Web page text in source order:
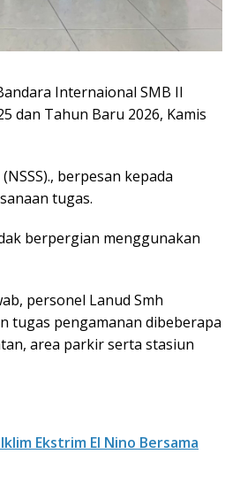
Internaional SMB II
dan Tahun Baru 2026, Kamis
berpesan kepada
tugas.
berpergian menggunakan
personel Lanud Smh
tugas pengamanan dibeberapa
area parkir serta stasiun
Ekstrim El Nino Bersama